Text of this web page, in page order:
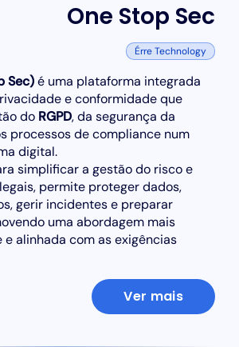
One Stop Sec
Érre Technology
Sec)é uma plataforma integrada
e conformidade que
do RGPD, da segurança da
processos de compliance num
digital.
simplificar a gestão do risco e
permite proteger dados,
gerir incidentes e preparar
uma abordagem mais
e alinhada com as exigências
Ver mais